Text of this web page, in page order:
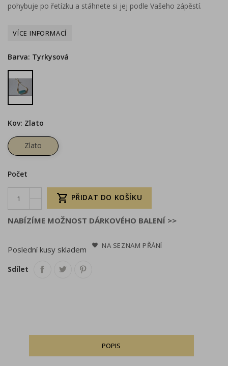
pohybuje po řetízku a stáhnete si jej podle Vašeho zápěstí.
Barva: Tyrkysová
Tyrkysová
Kov: Zlato
Zlato
Počet
 PŘIDAT DO KOŠÍKU
NABÍZÍME MOŽNOST DÁRKOVÉHO BALENÍ >>
Poslední kusy skladem NA SEZNAM PŘÁNÍ
Sdílet
POPIS